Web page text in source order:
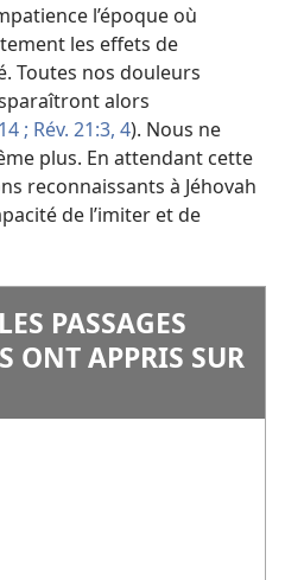
l’époque où
les effets de
Toutes nos douleurs
alors
; Rév. 21:3, 4). Nous ne
plus. En attendant cette
reconnaissants à Jéhovah
de l’imiter et de
PASSAGES
ONT APPRIS SUR